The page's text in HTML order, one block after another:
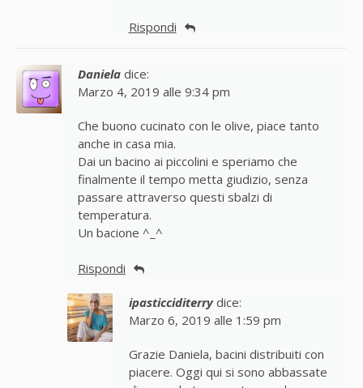
Rispondi
Daniela dice:
Marzo 4, 2019 alle 9:34 pm
Che buono cucinato con le olive, piace tanto
anche in casa mia.
Dai un bacino ai piccolini e speriamo che
finalmente il tempo metta giudizio, senza
passare attraverso questi sbalzi di
temperatura.
Un bacione ^_^
Rispondi
ipasticciditerry dice:
Marzo 6, 2019 alle 1:59 pm
Grazie Daniela, bacini distribuiti con
piacere. Oggi qui si sono abbassate